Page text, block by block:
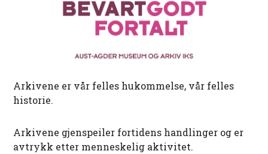
Arkivene er vår felles hukommelse, vår felles
historie.
Arkivene gjenspeiler fortidens handlinger og er
avtrykk etter menneskelig aktivitet.